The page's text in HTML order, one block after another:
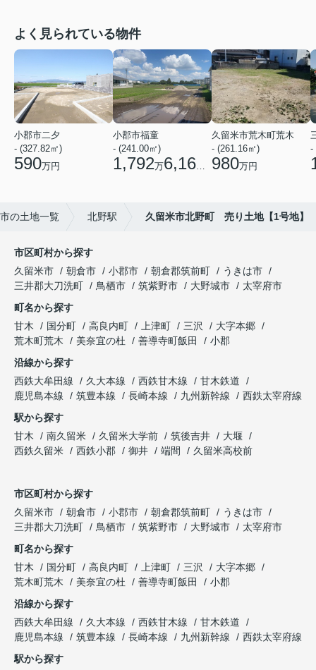
よく見られている物件
小郡市二夕
- (327.82㎡)
590万円
小郡市福童
- (241.00㎡)
1,792万6,160 円
久留米市荒木町荒木
- (261.16㎡)
980万円
-
の土地一覧 北野駅 久留米市北野町 売り土地【1号地】
市区町村から探す
久留米市
朝倉市 小郡市 朝倉郡筑前町
うきは市
三井郡大刀洗町
鳥栖市 筑紫野市 大野城市
太宰府市
町名から探す
甘木
国分町 高良内町 上津町 三沢
大字本郷
荒木町荒木
美奈宜の杜 善導寺町飯田
小郡
沿線から探す
西鉄大牟田線
久大本線 西鉄甘木線
甘木鉄道
鹿児島本線
筑豊本線 長崎本線 九州新幹線
西鉄太宰府線
駅から探す
甘木
南久留米 久留米大学前 筑後吉井
大堰
西鉄久留米
西鉄小郡 御井 端間 久留米高校前
市区町村から探す
久留米市
朝倉市 小郡市 朝倉郡筑前町
うきは市
三井郡大刀洗町
鳥栖市 筑紫野市 大野城市
太宰府市
町名から探す
甘木
国分町 高良内町 上津町 三沢
大字本郷
荒木町荒木
美奈宜の杜 善導寺町飯田
小郡
沿線から探す
西鉄大牟田線
久大本線 西鉄甘木線
甘木鉄道
鹿児島本線
筑豊本線 長崎本線 九州新幹線
西鉄太宰府線
駅から探す